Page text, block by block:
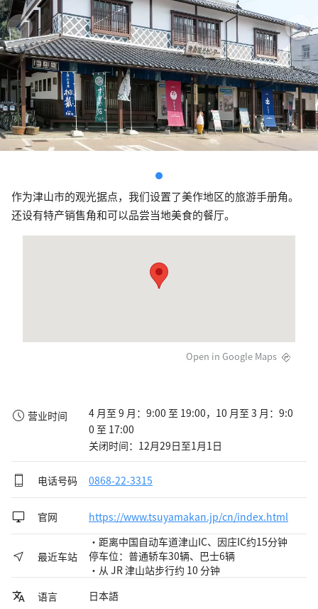
作为津山市的观光据点，我们设置了美作地区的旅游手册角。
还设有特产销售角和可以品尝当地美食的餐厅。
Open in Google Maps
营业时间
4 月至 9 月：9:00 至 19:00，10 月至 3 月：9:0
0 至 17:00
关闭时间：12月29日至1月1日
电话号码 0868-22-3315
官网 https://www.tsuyamakan.jp/cn/index.html
最近车站
・距离中国自动车道津山IC、因庄IC约15分钟
停车位：普通轿车30辆、巴士6辆
・从 JR 津山站步行约 10 分钟
语言
日本語